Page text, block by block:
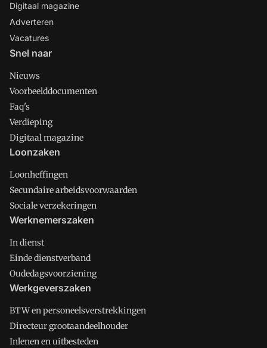
Digitaal magazine
Adverteren
Vacatures
Snel naar
Nieuws
Voorbeelddocumenten
Faq's
Verdieping
Digitaal magazine
Loonzaken
Loonheffingen
Secundaire arbeidsvoorwaarden
Sociale verzekeringen
Werknemerszaken
In dienst
Einde dienstverband
Oudedagsvoorziening
Werkgeverszaken
BTW en personeelsverstrekkingen
Directeur grootaandeelhouder
Inlenen en uitbesteden